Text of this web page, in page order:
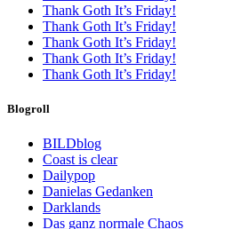
Thank Goth It’s Friday!
Thank Goth It’s Friday!
Thank Goth It’s Friday!
Thank Goth It’s Friday!
Thank Goth It’s Friday!
Blogroll
BILDblog
Coast is clear
Dailypop
Danielas Gedanken
Darklands
Das ganz normale Chaos